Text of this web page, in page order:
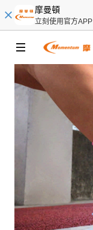
摩曼頓
立刻使用官方APP